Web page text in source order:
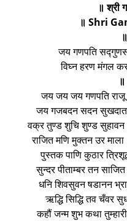
॥ श्री
॥ Shri
जय गणपति
विघ्न हरण मंगल
॥
जय जय जय गणपति
जय गजबदन सदन सुखदाता
वक्र तुण्ड शुचि शुण्ड
राजित मणि मुक्तन उर
पुस्तक पाणि कुठार
सुन्दर पीताम्बर तन
धनि शिवसुवन षडानन
ऋद्धि सिद्धि तव चँवर
कहौं जन्म शुभ कथा